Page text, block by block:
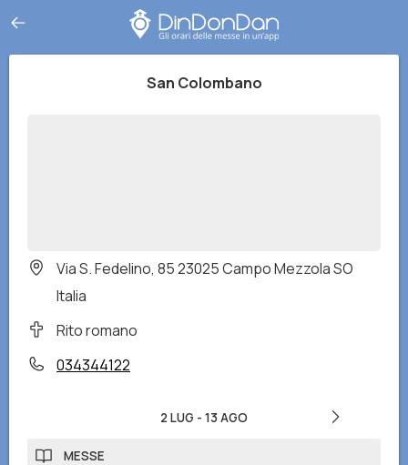
San Colombano
Via S. Fedelino, 85 23025 Campo Mezzola SO
Italia
Rito romano
034344122
2 LUG - 13 AGO
MESSE